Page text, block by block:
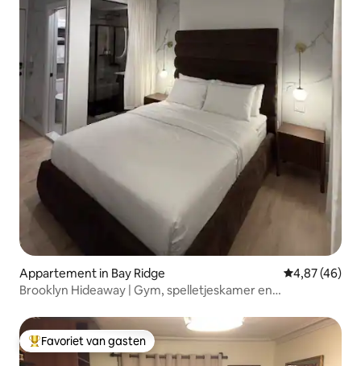
Appartement in Bay Ridge Gemiddelde
4,87 (46)
Brooklyn Hideaway | Gym, spelletjeskamer en
Topfavoriet van gasten
Favoriet van gasten